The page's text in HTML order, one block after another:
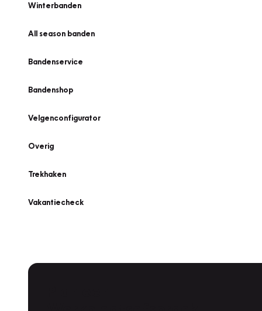
Winterbanden
All season banden
Bandenservice
Bandenshop
Velgenconfigurator
Overig
Trekhaken
Vakantiecheck